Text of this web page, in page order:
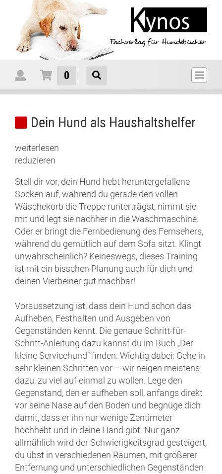
Dein Hund als Haushaltshelfer
weiterlesen
reduzieren
Stell dir vor, dein Hund hebt heruntergefallene
Socken auf, während du gerade den vollen
Wäschekorb die Treppe runterträgst, nimmt sie
mit und legt sie nachher in die Waschmaschine.
Oder er bringt die Fernbedienung des Fernsehers,
während du gemütlich auf dem Sofa sitzt. Klingt
unwahrscheinlich? Keineswegs, dieses Training
ist mit ein bisschen Planung auch für dich und
deinen Vierbeiner gut machbar!
Voraussetzung ist, dass dein Hund schon das
Aufheben, Festhalten und Ausgeben von
Gegenständen kennt. Die genaue Schritt-für-
Schritt-Anleitung dazu kannst du im Buch „Der
kleine Servicehund“ finden. Wichtig dabei: Gehe in
sehr kleinen Schritten vor – wir neigen meistens
dazu, zu viel auf einmal zu wollen. Lege den
Gegenstand, den er aufheben soll, anfangs direkt
vor seine Nase auf den Boden und begnüge dich
damit, dass er ihn nur wenige Zentimeter
hochhebt und in deine Hand gibt. Nur ganz
allmählich wird der Schwierigkeitsgrad gesteigert,
du übst in verschiedenen Räumen, mit größerer
Entfernung und unterschiedlichen Gegenständen
0